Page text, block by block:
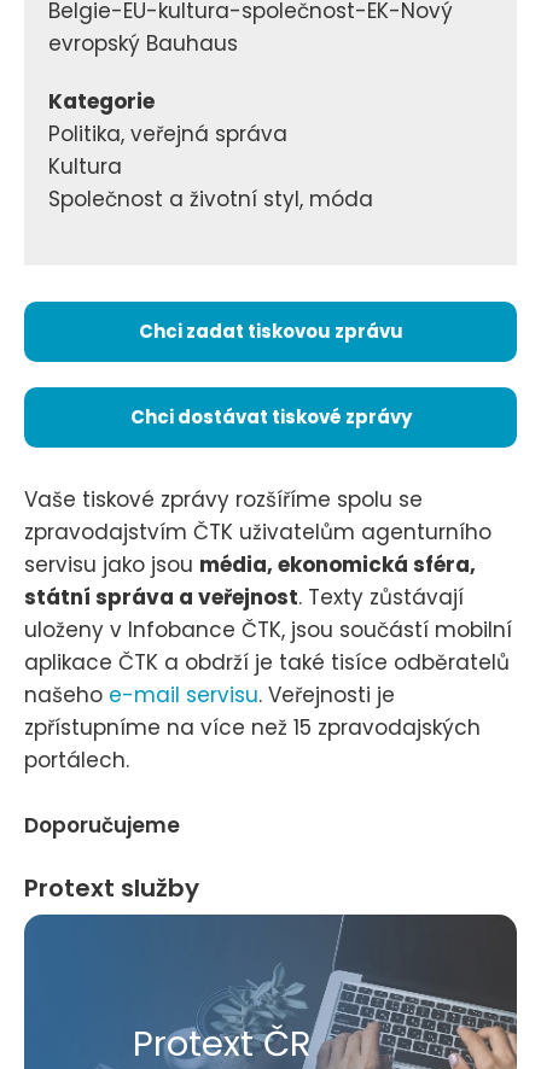
Belgie-EU-kultura-společnost-EK-Nový
evropský Bauhaus
Kategorie
Politika, veřejná správa
Kultura
Společnost a životní styl, móda
Chci zadat tiskovou zprávu
Chci dostávat tiskové zprávy
Vaše tiskové zprávy rozšíříme spolu se
zpravodajstvím ČTK uživatelům agenturního
servisu jako jsou média, ekonomická sféra,
státní správa a veřejnost. Texty zůstávají
uloženy v Infobance ČTK, jsou součástí mobilní
aplikace ČTK a obdrží je také tisíce odběratelů
našeho e-mail servisu. Veřejnosti je
zpřístupníme na více než 15 zpravodajských
portálech.
Doporučujeme
Protext služby
Protext ČR